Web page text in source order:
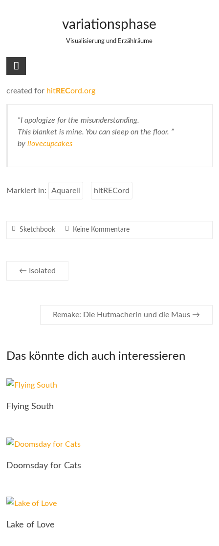
variationsphase
Visualisierung und Erzählräume
This blanket is mine.
created for hitRECord.org
“I apologize for the misunderstanding.
This blanket is mine. You can sleep on the floor. ”
byilovecupcakes
Markiert in: Aquarell hitRECord
Sketchbook Keine Kommentare
← Isolated
Remake: Die Hutmacherin und die Maus →
Das könnte dich auch interessieren
Flying South
Doomsday for Cats
Lake of Love